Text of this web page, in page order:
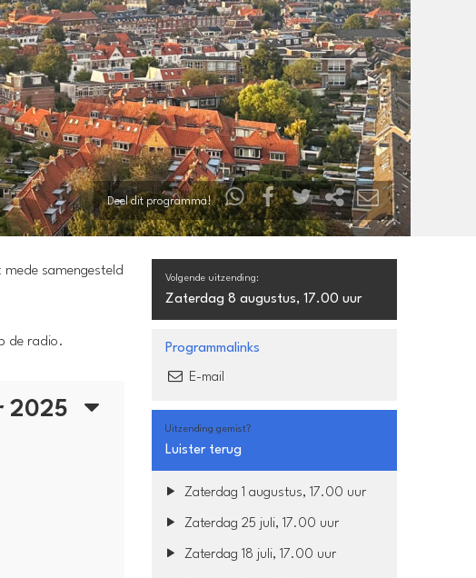
Deel dit programma!
samengesteld
de radio.
2025
Volgende uitzending:
Zaterdag 8 augustus, 17.00 uur
Programmalinks
E-mail
Uitzending gemist?
Luister terug
Zaterdag 1 augustus, 17.00 uur
Zaterdag 25 juli, 17.00 uur
Zaterdag 18 juli, 17.00 uur